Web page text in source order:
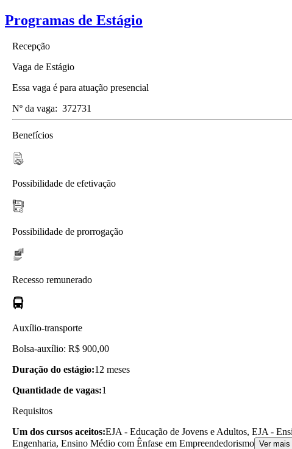
Programas de Estágio
Recepção
Vaga de Estágio
Essa vaga é para atuação presencial
Nº da vaga: 372731
Benefícios
Possibilidade de efetivação
Possibilidade de prorrogação
Recesso remunerado
Auxílio-transporte
Bolsa-auxílio: R$ 900,00
Duração do estágio:12 meses
Quantidade de vagas:1
Requisitos
Um dos cursos aceitos:EJA - Educação de Jovens e Adultos, EJA -
Engenharia, Ensino Médio com Ênfase em Empreendedorismo Ver